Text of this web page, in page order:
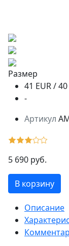
Размер
41 EUR / 40
-
Артикул
5 690 руб.
В корзину
Описание